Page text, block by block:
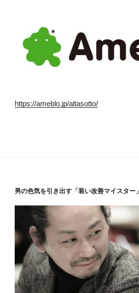
https://ameblo.jp/altasotto/
男の色気を引き出す「装い改善マイスター」